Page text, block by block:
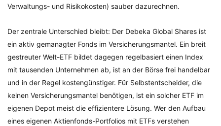
Verwaltungs- und Risikokosten) sauber dazurechnen.
Der zentrale Unterschied bleibt: Der Debeka Global Shares ist
ein aktiv gemanagter Fonds im Versicherungsmantel. Ein breit
gestreuter Welt-ETF bildet dagegen regelbasiert einen Index
mit tausenden Unternehmen ab, ist an der Börse frei handelbar
und in der Regel kostengünstiger. Für Selbstentscheider, die
keinen Versicherungsmantel benötigen, ist ein solcher ETF im
eigenen Depot meist die effizientere Lösung. Wer den Aufbau
eines eigenen Aktienfonds-Portfolios mit ETFs verstehen